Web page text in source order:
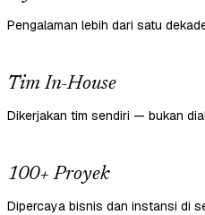
Pengalaman lebih dari satu
Tim In-House
Dikerjakan tim sendiri — bukan
100+ Proyek
Dipercaya bisnis dan instansi di